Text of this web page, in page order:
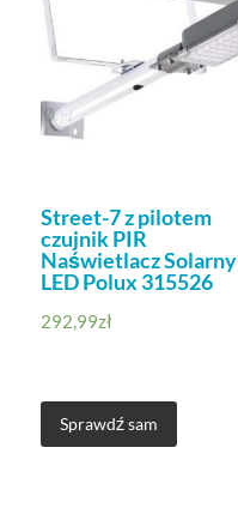
Street-7 z pilotem
czujnik PIR
Naświetlacz Solarny
LED Polux 315526
292,99zł
Sprawdź sam